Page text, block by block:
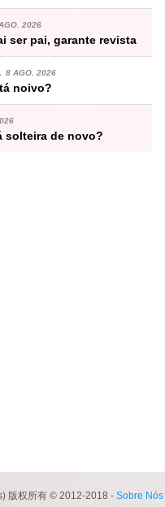
2026
ser pai, garante revista
8 AGO. 2026
noivo?
solteira de novo?
版权所有 © 2012-2018 - Sobre Nós